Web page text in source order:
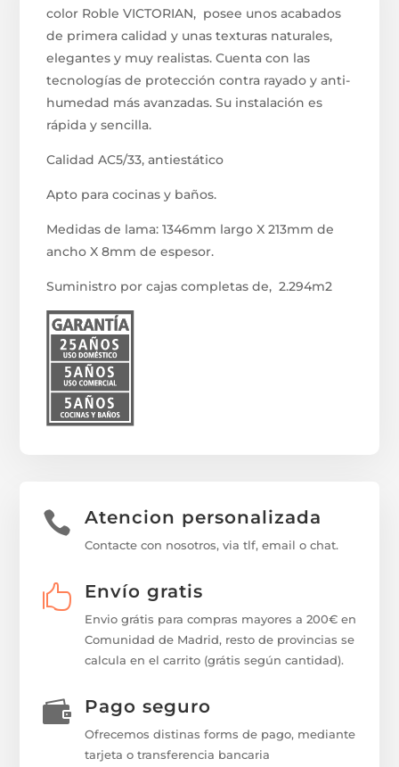
color Roble VICTORIAN, posee unos acabados
de primera calidad y unas texturas naturales,
elegantes y muy realistas. Cuenta con las
tecnologías de protección contra rayado y anti-
humedad más avanzadas. Su instalación es
rápida y sencilla.
Calidad AC5/33, antiestático
Apto para cocinas y baños.
Medidas de lama: 1346mm largo X 213mm de
ancho X 8mm de espesor.
Suministro por cajas completas de, 2.294m2
 Atencion personalizada
Contacte con nosotros, via tlf, email o chat.
 Envío gratis
Envio grátis para compras mayores a 200€ en
Comunidad de Madrid, resto de provincias se
calcula en el carrito (grátis según cantidad).
 Pago seguro
Ofrecemos distinas forms de pago, mediante
tarjeta o transferencia bancaria